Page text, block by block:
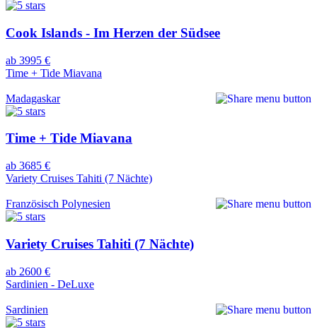
Cook Islands - Im Herzen der Südsee
ab 3995 €
Time + Tide Miavana
Madagaskar
Time + Tide Miavana
ab 3685 €
Variety Cruises Tahiti (7 Nächte)
Französisch Polynesien
Variety Cruises Tahiti (7 Nächte)
ab 2600 €
Sardinien - DeLuxe
Sardinien